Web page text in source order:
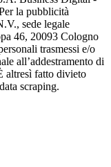
la pubblicità
sede legale
46, 20093 Cologno
trasmessi e/o
all’addestramento di
altresì fatto divieto
scraping.